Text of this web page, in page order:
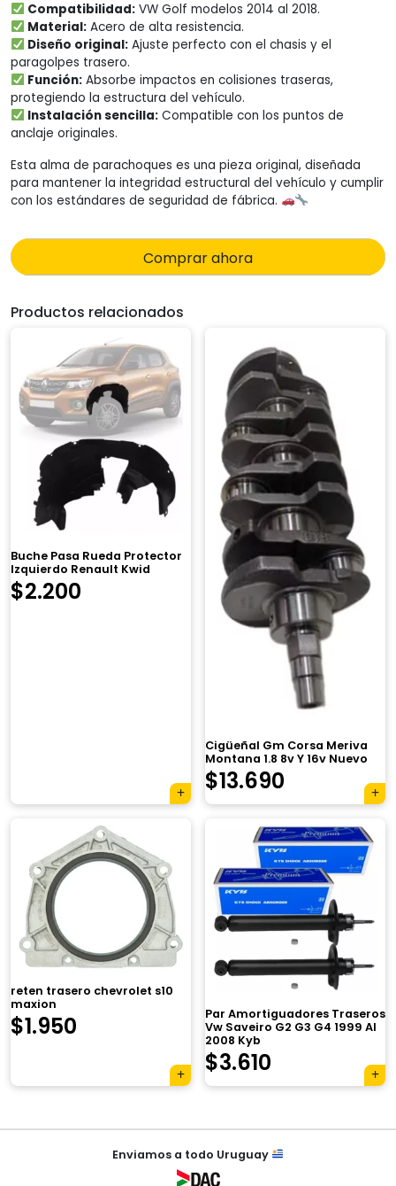
Compatibilidad: VW Golf modelos 2014 al 2018.
Material: Acero de alta resistencia.
Diseño original: Ajuste perfecto con el chasis y el
paragolpes trasero.
Función: Absorbe impactos en colisiones traseras,
protegiendo la estructura del vehículo.
Instalación sencilla: Compatible con los puntos de
anclaje originales.
Esta alma de parachoques es una pieza original, diseñada
para mantener la integridad estructural del vehículo y cumplir
con los estándares de seguridad de fábrica.
Comprar ahora
Productos relacionados
Buche Pasa Rueda Protector
Izquierdo Renault Kwid
$2.200
Cigüeñal Gm Corsa Meriva
Montana 1.8 8v Y 16v Nuevo
El
precio
original
era:
$17.950.
$13.690
precio
actual
es:
$13.690.
reten trasero chevrolet s10
maxion
$1.950
Par Amortiguadores Traseros
Vw Saveiro G2 G3 G4 1999 Al
2008 Kyb
El
precio
original
era:
$3.610
precio
actual
es:
NavegaciónEnviamos a todo Uruguay
×
Tu carrito está vacío.
automáticamente.